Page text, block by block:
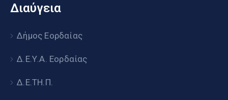
Διαύγεια
Δήμος Εορδαίας
Δ.Ε.Υ.Α. Εορδαίας
Δ.Ε.ΤΗ.Π.